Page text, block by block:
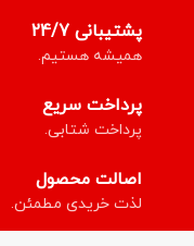
پشتیبانی 24/7
همیشه هستیم.
پرداخت سریع
پرداخت شتابی.
اصالت محصول
لذت خریدی مطمئن.